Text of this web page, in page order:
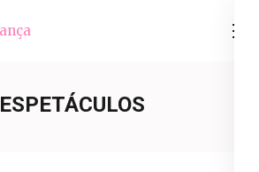
ESPETÁCULOS